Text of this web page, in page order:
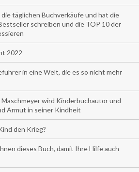
täglichen Buchverkäufe und hat die
schreiben und die TOP 10 der
2022
in eine Welt, die es so nicht mehr
wird Kinderbuchautor und
Armut in seiner Kindheit
den Krieg?
dieses Buch, damit Ihre Hilfe auch